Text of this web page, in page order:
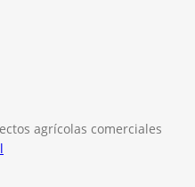
agrícolas comerciales